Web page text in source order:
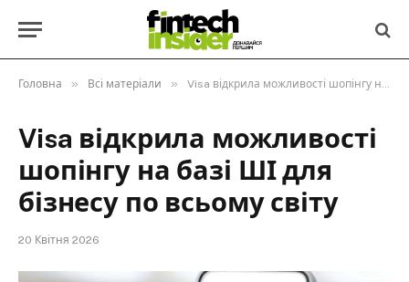
Головна » Всі матеріали » Visa відкрила можливості шопінгу на базі ШІ для бізнесу по всьому світу
Visa відкрила можливості
шопінгу на базі ШІ для
бізнесу по всьому світу
20 Квітня 2026